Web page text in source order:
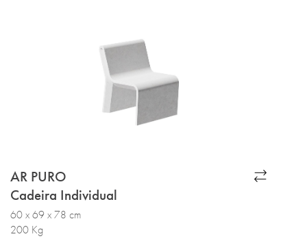
AR PURO
Cadeira Individual
60 x 69 x 78 cm
200 Kg